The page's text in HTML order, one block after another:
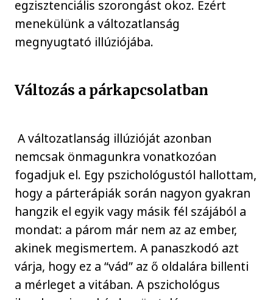
egzisztenciális szorongást okoz. Ezért
menekülünk a változatlanság
megnyugtató illúziójába.
Változás a párkapcsolatban
A változatlanság illúzióját azonban
nemcsak önmagunkra vonatkozóan
fogadjuk el. Egy pszichológustól hallottam,
hogy a párterápiák során nagyon gyakran
hangzik el egyik vagy másik fél szájából a
mondat: a párom már nem az az ember,
akinek megismertem. A panaszkodó azt
várja, hogy ez a “vád” az ő oldalára billenti
a mérleget a vitában. A pszichológus